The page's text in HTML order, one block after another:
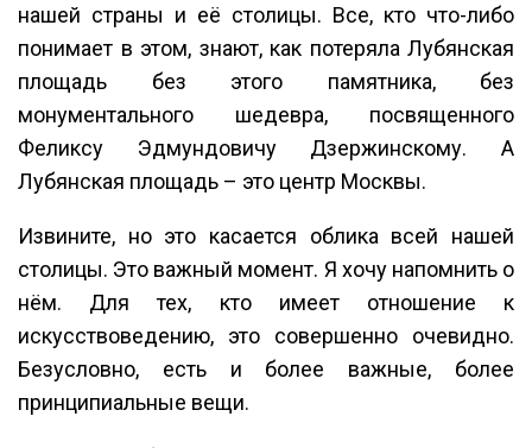
нашей страны и её столицы. Все, кто что-либо
понимает в этом, знают, как потеряла Лубянская
площадь без этого памятника, без
монументального шедевра, посвященного
Феликсу Эдмундовичу Дзержинскому. А
Лубянская площадь – это центр Москвы.
Извините, но это касается облика всей нашей
столицы. Это важный момент. Я хочу напомнить о
нём. Для тех, кто имеет отношение к
искусствоведению, это совершенно очевидно.
Безусловно, есть и более важные, более
принципиальные вещи.